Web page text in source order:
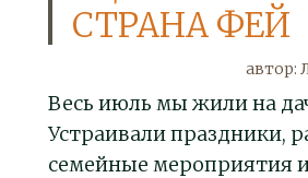
СТРАНА ФЕЙ
автор:
Весь июль мы жили на
Устраивали праздники,
семейные мероприятия